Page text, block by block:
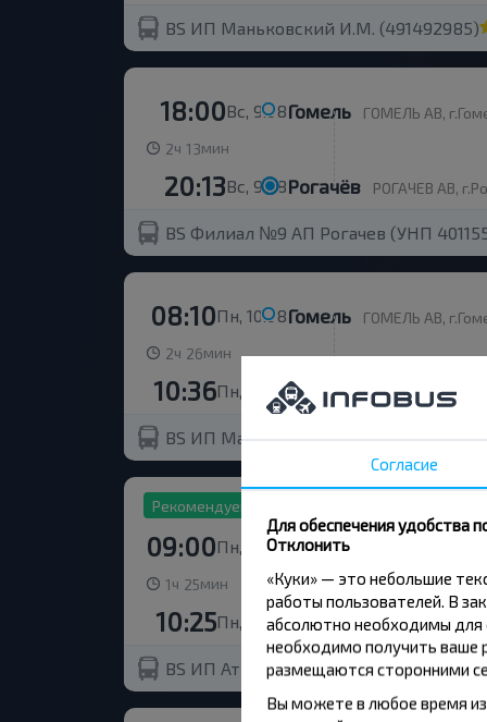
BS ИП Маньковский И.М. (491492985)
Вс, 9.08
18:00 Гомель
ГОМЕЛЬ АВ,
2ч 13мин
Вс, 9.08
20:13 Рогачёв РОГАЧЕВ АВ,
BS Филиал №9 АП Рогачев (УНП
Пн, 10.08
08:10 Гомель
ГОМЕЛЬ АВ,
2ч 26мин
Пн, 10.08
10:36 Рогачёв РОГАЧЕВ АВ,
BS ИП Маньковский И.М. (491492985)
Рекомендуем
Пн, 10.08
09:00 Гомель
1ч 25мин
Пн, 10.08
10:25 Рогачёв Рогачев АВ
BS ИП Атрощенко УНП 491543393 4,5
Согласие
Для обеспечения удобства
Отклонить
«Куки» — это небольшие
работы пользователей. В
абсолютно необходимы для
необходимо получить ваше
размещаются сторонними
Вы можете в любое время